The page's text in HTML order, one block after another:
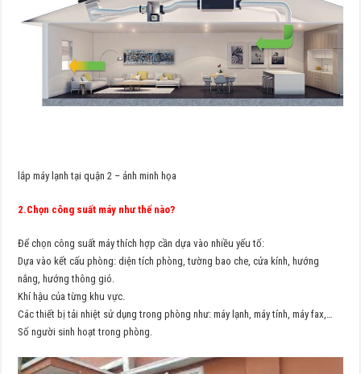
lắp máy lạnh tại quận 2 – ảnh minh họa
2.Chọn công suất máy như thế nào?
Để chọn công suất máy thích hợp cần dựa vào nhiều yếu tố:
Dựa vào kết cấu phòng: diện tích phòng, tường bao che, cửa kính, hướng
nắng, hướng thông gió.
Khí hậu của từng khu vực.
Các thiết bị tải nhiệt sử dụng trong phòng như: máy lạnh, máy tính, máy fax,…
Số người sinh hoạt trong phòng.